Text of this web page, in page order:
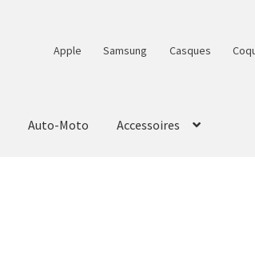
Apple Samsung Casques
Auto-Moto Accessoires